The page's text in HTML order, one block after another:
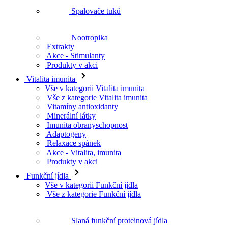
Spalovače tuků
Nootropika
Extrakty
Akce - Stimulanty
Produkty v akci
Vitalita imunita
Vše v kategorii Vitalita imunita
Vše z kategorie Vitalita imunita
Vitamíny antioxidanty
Minerální látky
Imunita obranyschopnost
Adaptogeny
Relaxace spánek
Akce - Vitalita, imunita
Produkty v akci
Funkční jídla
Vše v kategorii Funkční jídla
Vše z kategorie Funkční jídla